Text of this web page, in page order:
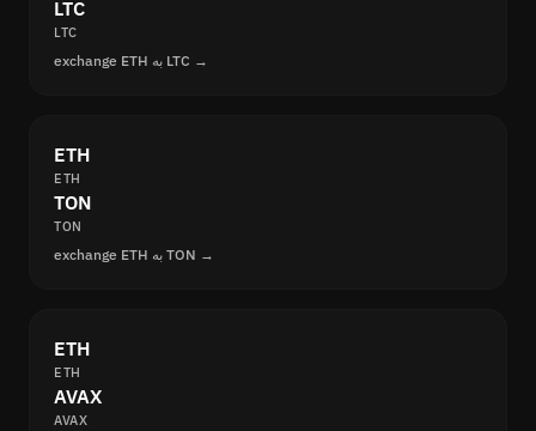
LTC
LTC
exchange ETH به LTC →
ETH
ETH
TON
TON
exchange ETH به TON →
ETH
ETH
AVAX
AVAX